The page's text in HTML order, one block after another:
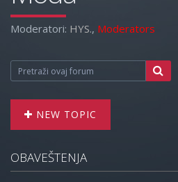
Moderatori: HYS., Moderators
NEW TOPIC
OBAVEŠTENJA